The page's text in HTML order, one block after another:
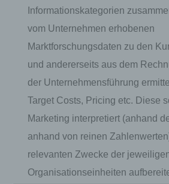
Informationskategorien
vom Unternehmen erhobenen
Marktforschungsdaten zu den
und andererseits aus dem
der Unternehmensführung
Target Costs, Pricing etc. Diese
Marketing interpretiert (anhand
anhand von reinen
relevanten Zwecke der
Organisationseinheiten